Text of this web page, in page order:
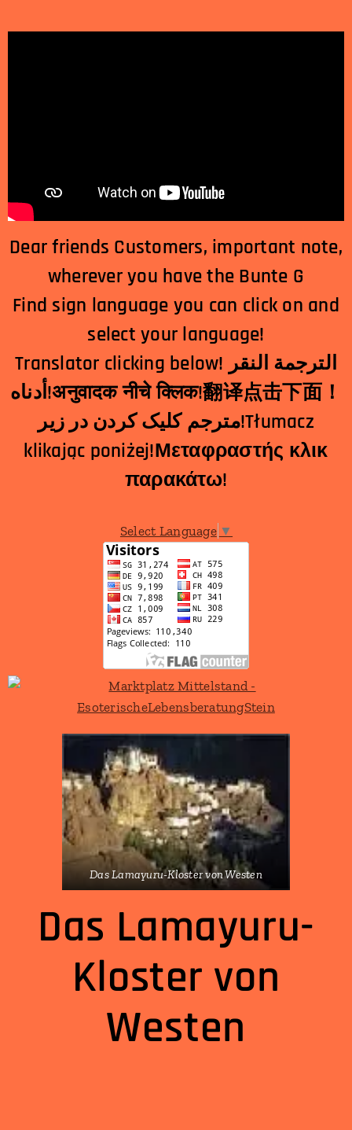
Dear friends Customers, important note,
wherever you have the Bunte G
Find sign language you can click on and
select your language!
Translator clicking below! الترجمة النقر
أدناه!अनुवादक नीचे क्लिक!翻译点击下面！
مترجم کلیک کردن در زیر!Tłumacz
klikając poniżej!Μεταφραστής κλικ
παρακάτω!
Select Language ▼
Das Lamayuru-Kloster von Westen
Das Lamayuru-
Kloster von
Westen